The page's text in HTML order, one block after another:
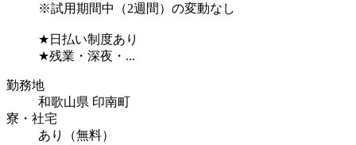
※試用期間中（2週間）の変動なし
★日払い制度あり
★残業・深夜・...
勤務地
和歌山県 印南町
寮・社宅
あり（無料）